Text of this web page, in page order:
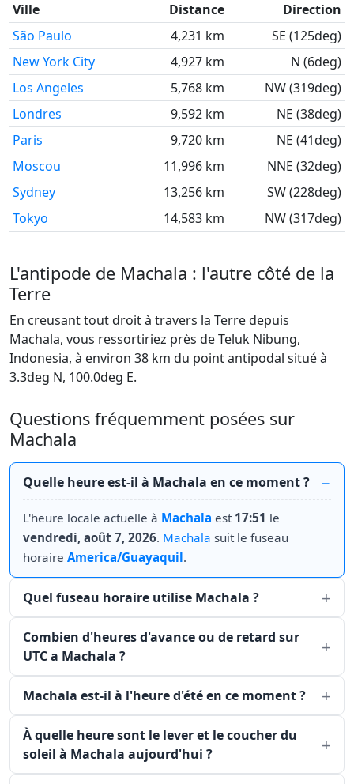
Ville Distance
Direction
São Paulo
4,231 km
SE (125deg)
New York City
4,927 km
N (6deg)
Los Angeles
5,768 km
NW (319deg)
Londres
9,592 km
NE (38deg)
Paris
9,720 km
NE (41deg)
Moscou
11,996 km
NNE (32deg)
Sydney
13,256 km
SW (228deg)
Tokyo
14,583 km NW (317deg)
L'antipode de Machala : l'autre côté de la
Terre
En creusant tout droit à travers la Terre depuis
Machala, vous ressortiriez près de Teluk Nibung,
Indonesia, à environ 38 km du point antipodal situé à
3.3deg N, 100.0deg E.
Questions fréquemment posées sur
Machala
Quelle heure est-il à Machala en ce moment ?
L'heure locale actuelle à Machala est 17:51 le
vendredi, août 7, 2026. Machala suit le fuseau
horaire America/Guayaquil.
Quel fuseau horaire utilise Machala ?
Combien d'heures d'avance ou de retard sur
UTC a Machala ?
Machala est-il à l'heure d'été en ce moment ?
À quelle heure sont le lever et le coucher du
soleil à Machala aujourd'hui ?